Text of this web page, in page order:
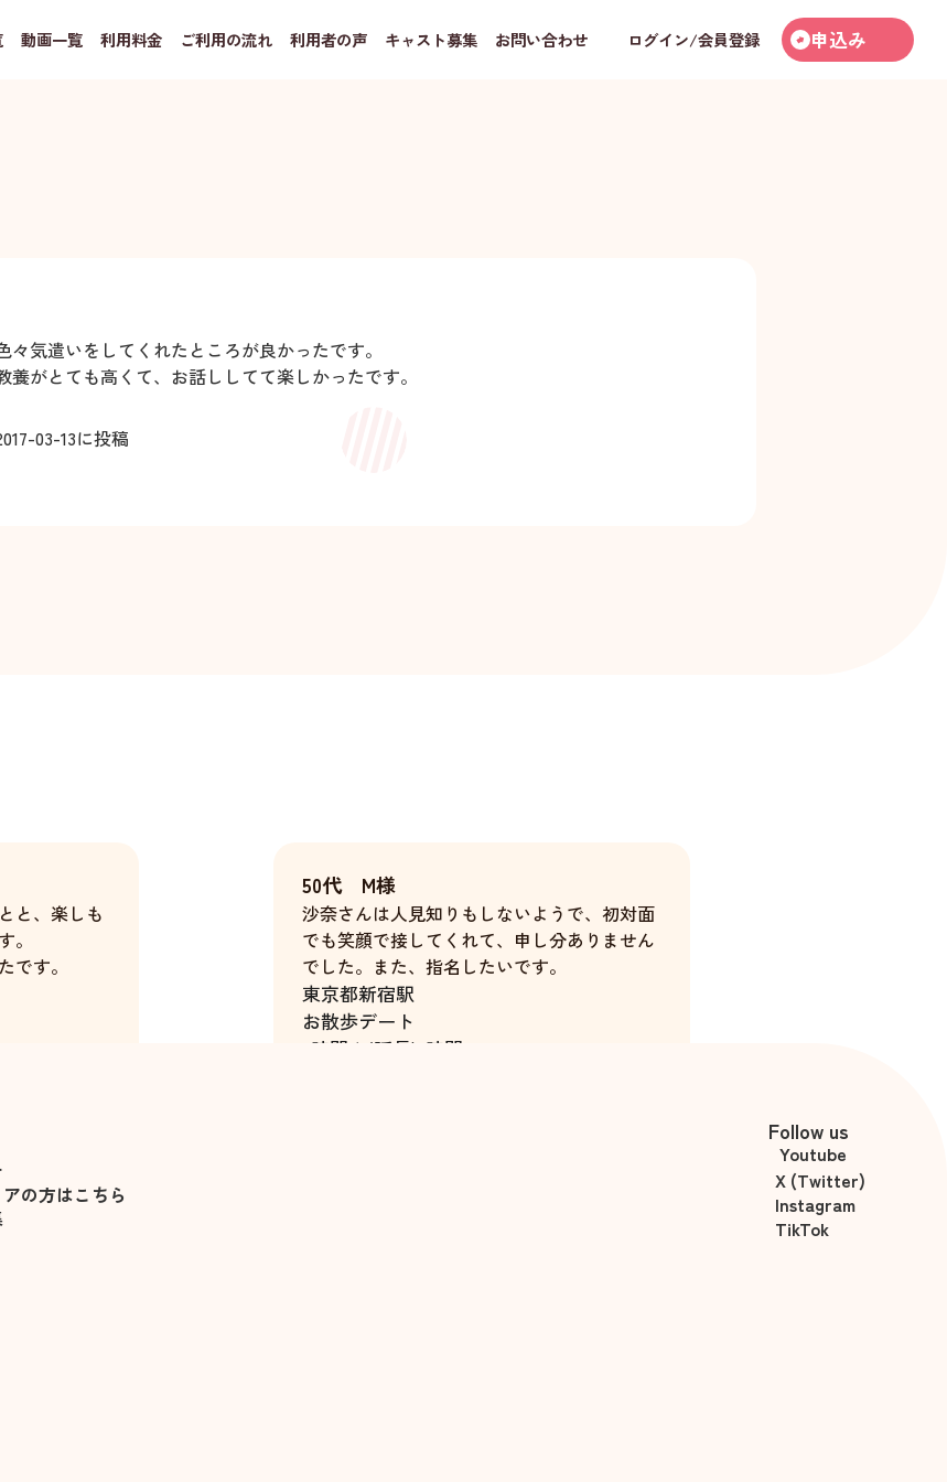
動画一覧 利用料金 ご利用の流れ 利用者の声 キャスト募集 お問い合わせ ログイン/会員登録 申込み
々気遣いをしてくれたところが良かったです。
養がとても高くて、お話ししてて楽しかったです。
03-13に投稿
と、楽しも
。
です。
50代 M様
沙奈さんは人見知りもしないようで、初対面
でも笑顔で接してくれて、申し分ありません
でした。また、指名したいです。
東京都新宿駅
お散歩デート
3時間＋(延長)1時間
の方はこちら
Follow us
Youtube
X (Twitter)
Instagram
TikTok